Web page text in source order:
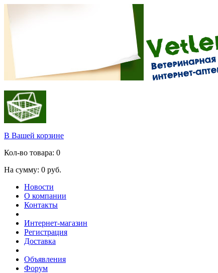
В Вашей корзине
Кол-во товара: 0
На сумму: 0 руб.
Новости
О компании
Контакты
Интернет-магазин
Регистрация
Доставка
Объявления
Форум